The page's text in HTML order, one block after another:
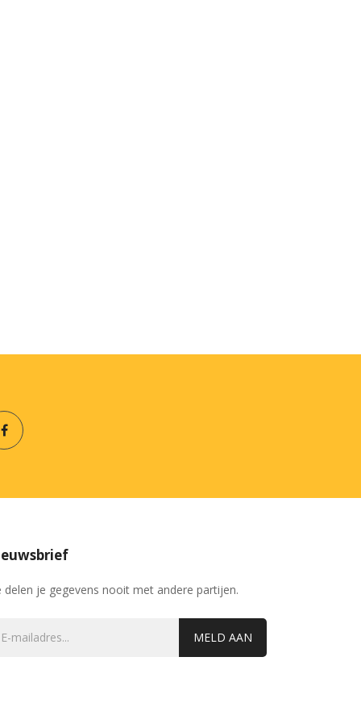
delen je gegevens nooit met andere partijen.
MELD AAN